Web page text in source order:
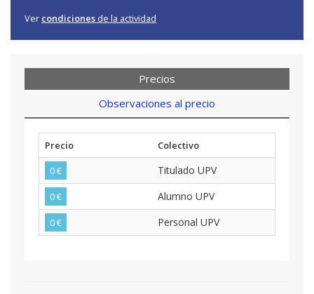
Ver condiciones de la actividad
Precios
Observaciones al precio
Precio
Colectivo
0 €
Titulado UPV
0 € Alumno UPV
0 € Personal UPV